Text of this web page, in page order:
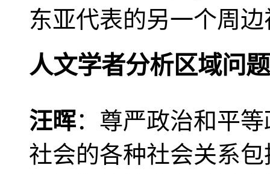
东亚代表的另一个周
人文学者分析区域问题
汪晖：尊严政治和平
社会的各种社会关系